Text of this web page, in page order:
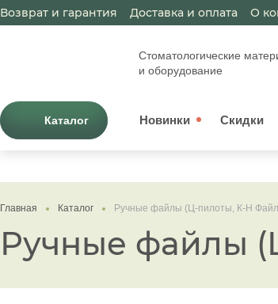
Возврат и гарантия Доставка и оплата О
Стоматологические
и оборудование
Каталог Новинки Скидки
Главная Каталог Ручные файлы (Ц-пилоты, К-H
Ручные файлы